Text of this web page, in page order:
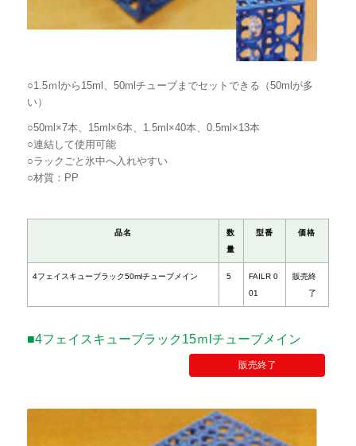
品名
リバーシブルラック青色
リバーシブルラック黄色
○1.5ｍlから15ml、50mlチューブまでセットできる（50mlが多
い）
○50ml×7本、15ml×6本、1.5ml×40本、0.5ml×13本
○連結して使用可能
○ラックごと氷中へ入れやすい
○材質：PP
■4フェイスキューブラック15ｍlチューブメイン
販売終了